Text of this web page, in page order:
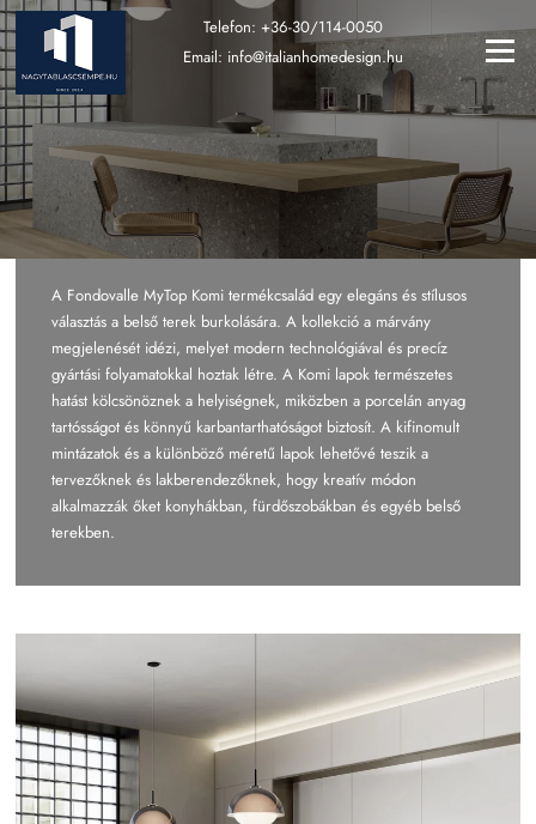
Ugrás
a
tartalomra
Menü
Telefon: +36-30/114-0050
Email: info@italianhomedesign.hu
A Fondovalle MyTop Komi termékcsalád egy elegáns és stílusos
választás a belső terek burkolására. A kollekció a márvány
megjelenését idézi, melyet modern technológiával és precíz
gyártási folyamatokkal hoztak létre. A Komi lapok természetes
hatást kölcsönöznek a helyiségnek, miközben a porcelán anyag
tartósságot és könnyű karbantarthatóságot biztosít. A kifinomult
mintázatok és a különböző méretű lapok lehetővé teszik a
tervezőknek és lakberendezőknek, hogy kreatív módon
alkalmazzák őket konyhákban, fürdőszobákban és egyéb belső
terekben.